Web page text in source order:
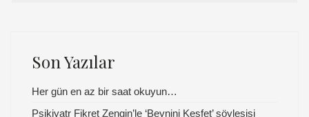
Son Yazılar
Her gün en az bir saat okuyun…
Psikiyatr Fikret Zengin’le ‘Beynini Keşfet’ söyleşisi